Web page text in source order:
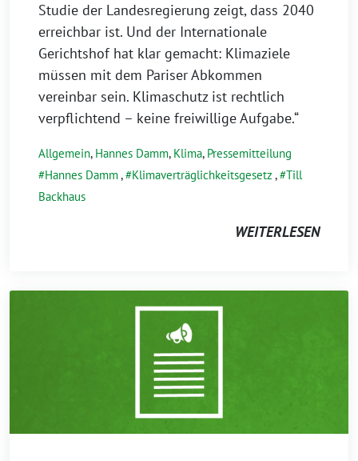
Studie der Landesregierung zeigt, dass 2040
erreichbar ist. Und der Internationale
Gerichtshof hat klar gemacht: Klimaziele
müssen mit dem Pariser Abkommen
vereinbar sein. Klimaschutz ist rechtlich
verpflichtend – keine freiwillige Aufgabe.“
Allgemein, Hannes Damm, Klima, Pressemitteilung
Hannes Damm, Klimaverträglichkeitsgesetz , Till
Backhaus
WEITERLESEN